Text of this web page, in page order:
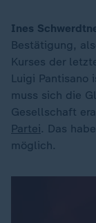
Ines
Bestätigung,
Kurses der
Luigi
muss sich die
Gesellschaft
Partei. Das
möglich.